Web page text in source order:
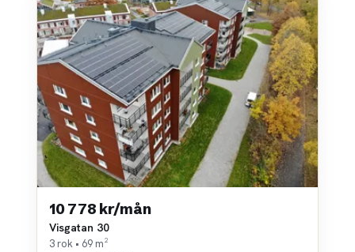
10 778 kr/mån
Visgatan 30
3 rok • 69 m²